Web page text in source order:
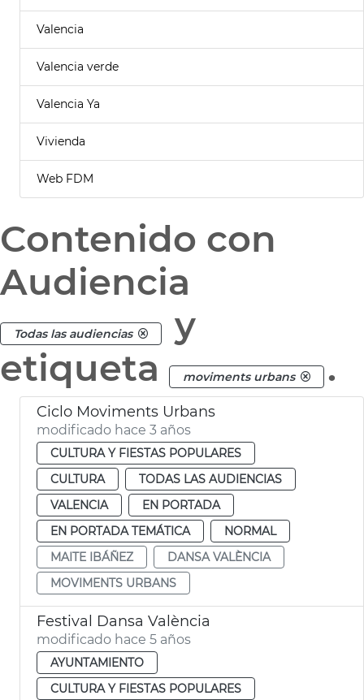
Valencia
Valencia verde
Valencia Ya
Vivienda
Web FDM
Contenido con
Audiencia
Todas las audiencias
y
etiqueta
moviments urbans .
Ciclo Moviments Urbans
modificado hace 3 años
CULTURA Y FIESTAS POPULARES
CULTURA
TODAS LAS AUDIENCIAS
VALENCIA
EN PORTADA
EN PORTADA TEMÁTICA
NORMAL
MAITE IBÁÑEZ
DANSA VALÈNCIA
MOVIMENTS URBANS
Festival Dansa València
modificado hace 5 años
AYUNTAMIENTO
CULTURA Y FIESTAS POPULARES